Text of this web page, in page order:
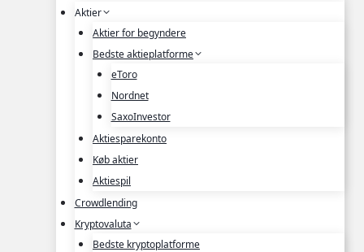
Aktier
Aktier for begyndere
Bedste aktieplatforme
eToro
Nordnet
SaxoInvestor
Aktiesparekonto
Køb aktier
Aktiespil
Crowdlending
Kryptovaluta
Bedste kryptoplatforme